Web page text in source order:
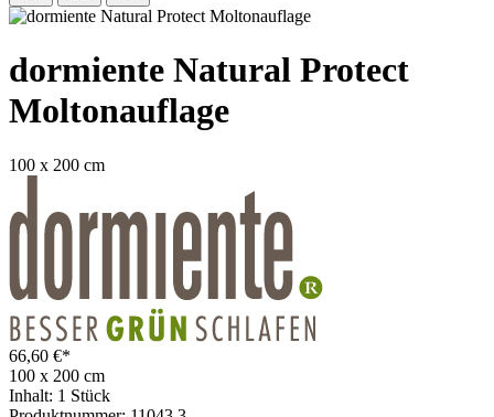
dormiente Natural Protect
Moltonauflage
100 x 200 cm
66,60 €*
100 x 200 cm
Inhalt: 1 Stück